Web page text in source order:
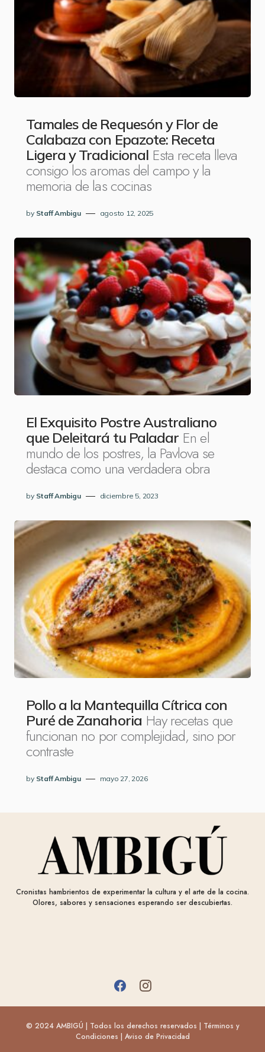
Tamales de Requesón y Flor de
Calabaza con Epazote: Receta
Ligera y Tradicional Esta receta lleva
consigo los aromas del campo y la
memoria de las cocinas
by Staff Ambigu agosto 12, 2025
El Exquisito Postre Australiano
que Deleitará tu Paladar En el
mundo de los postres, la Pavlova se
destaca como una verdadera obra
by Staff Ambigu diciembre 5, 2023
Pollo a la Mantequilla Cítrica con
Puré de Zanahoria Hay recetas que
funcionan no por complejidad, sino por
contraste
by Staff Ambigu mayo 27, 2026
Cronistas hambrientos de experimentar la cultura y el arte de la cocina.
Olores, sabores y sensaciones esperando ser descubiertas.
© 2024 AMBIGÚ | Todos los derechos reservados | Términos y
Condiciones
Aviso de Privacidad